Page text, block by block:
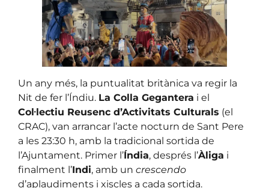
Un any més, la puntualitat britànica va regir la
Nit de fer l’Índiu. La Colla Gegantera i el
Col·lectiu Reusenc d’Activitats Culturals (el
CRAC), van arrancar l’acte nocturn de Sant Pere
a les 23:30 h, amb la tradicional sortida de
l’Ajuntament. Primer l’Índia, després l’Àliga i
finalment l’Indi, amb un crescendo
d’aplaudiments i xiscles a cada sortida.